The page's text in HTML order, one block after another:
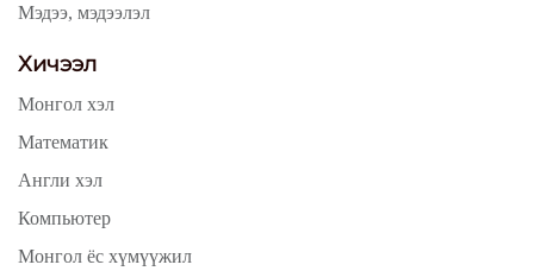
Мэдээ, мэдээлэл
Хичээл
Монгол хэл
Математик
Англи хэл
Компьютер
Монгол ёс хүмүүжил